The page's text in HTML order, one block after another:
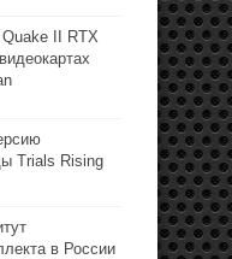
II RTX
Trials Rising
в России